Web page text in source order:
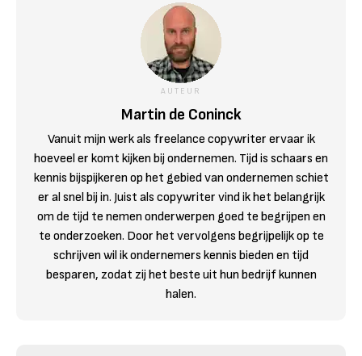
AUTEUR
Martin de Coninck
Vanuit mijn werk als freelance copywriter ervaar ik
hoeveel er komt kijken bij ondernemen. Tijd is schaars en
kennis bijspijkeren op het gebied van ondernemen schiet
er al snel bij in. Juist als copywriter vind ik het belangrijk
om de tijd te nemen onderwerpen goed te begrijpen en
te onderzoeken. Door het vervolgens begrijpelijk op te
schrijven wil ik ondernemers kennis bieden en tijd
besparen, zodat zij het beste uit hun bedrijf kunnen
halen.